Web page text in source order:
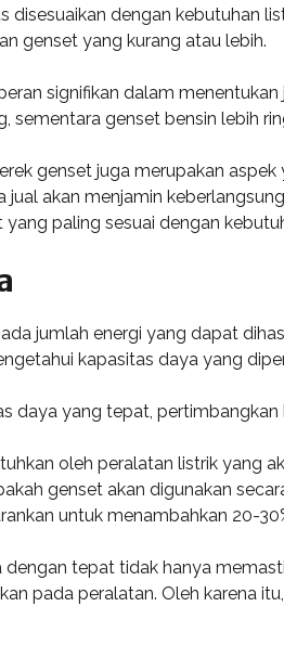
disesuaikan dengan kebutuhan
genset yang kurang atau lebih.
signifikan dalam
sementara genset bensin lebih
genset juga merupakan
jual akan menjamin
paling sesuai dengan
jumlah energi yang dapat
kapasitas daya yang
daya yang tepat,
oleh peralatan listrik yang
genset akan digunakan
untuk menambahkan 20-
tepat tidak hanya
pada peralatan. Oleh karena